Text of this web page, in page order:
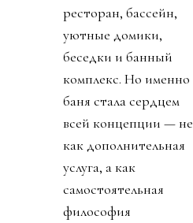
ресторан, бассейн,
уютные домики,
беседки и банный
комплекс. Но именно
баня стала сердцем
всей концепции — не
как дополнительная
услуга, а как
самостоятельная
философия